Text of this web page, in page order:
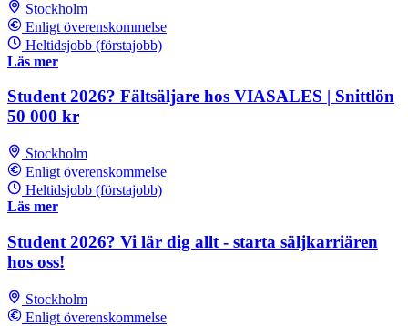
Stockholm
Enligt överenskommelse
Heltidsjobb (förstajobb)
Läs mer
Student 2026? Fältsäljare hos VIASALES | Snittlön
50 000 kr
Stockholm
Enligt överenskommelse
Heltidsjobb (förstajobb)
Läs mer
Student 2026? Vi lär dig allt - starta säljkarriären
hos oss!
Stockholm
Enligt överenskommelse